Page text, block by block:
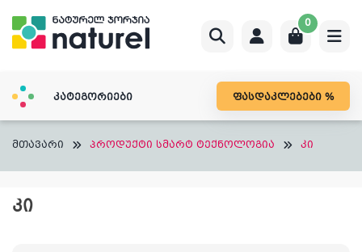
content
0
კატეგორიები ფასდაკლებები %
მთავარი პროდუქტი სმარტ ტექნოლოგია კი
ᲙᲘ